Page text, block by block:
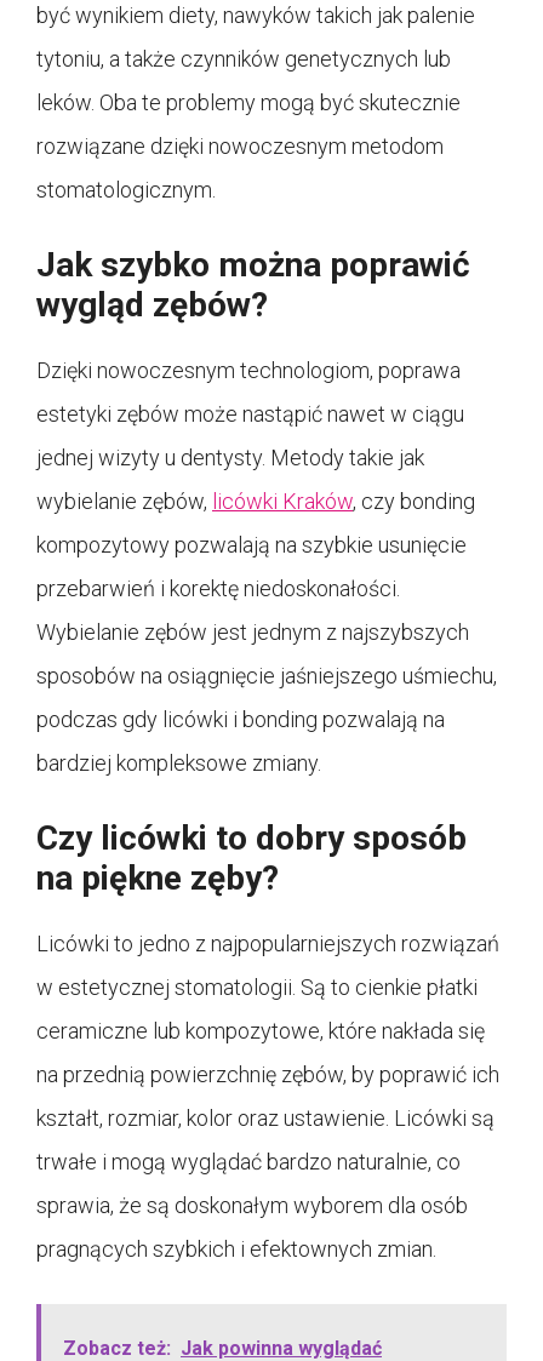
być wynikiem diety, nawyków takich jak palenie
tytoniu, a także czynników genetycznych lub
leków. Oba te problemy mogą być skutecznie
rozwiązane dzięki nowoczesnym metodom
stomatologicznym.
Jak szybko można poprawić
wygląd zębów?
Dzięki nowoczesnym technologiom, poprawa
estetyki zębów może nastąpić nawet w ciągu
jednej wizyty u dentysty. Metody takie jak
wybielanie zębów, licówki Kraków, czy bonding
kompozytowy pozwalają na szybkie usunięcie
przebarwień i korektę niedoskonałości.
Wybielanie zębów jest jednym z najszybszych
sposobów na osiągnięcie jaśniejszego uśmiechu,
podczas gdy licówki i bonding pozwalają na
bardziej kompleksowe zmiany.
Czy licówki to dobry sposób
na piękne zęby?
Licówki to jedno z najpopularniejszych rozwiązań
w estetycznej stomatologii. Są to cienkie płatki
ceramiczne lub kompozytowe, które nakłada się
na przednią powierzchnię zębów, by poprawić ich
kształt, rozmiar, kolor oraz ustawienie. Licówki są
trwałe i mogą wyglądać bardzo naturalnie, co
sprawia, że są doskonałym wyborem dla osób
pragnących szybkich i efektownych zmian.
Zobacz też: Jak powinna wyglądać